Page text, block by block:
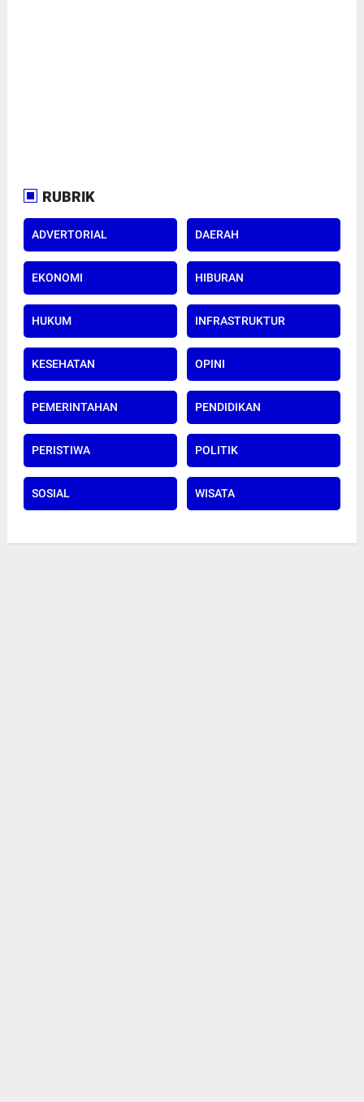
RUBRIK
ADVERTORIAL DAERAH
EKONOMI HIBURAN
HUKUM INFRASTRUKTUR
KESEHATAN OPINI
PEMERINTAHAN PENDIDIKAN
PERISTIWA POLITIK
SOSIAL WISATA